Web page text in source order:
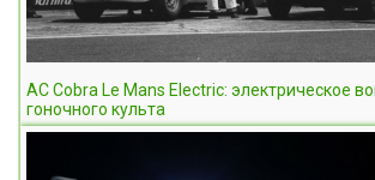
AC Cobra Le Mans Electric: электрическое
гоночного культа